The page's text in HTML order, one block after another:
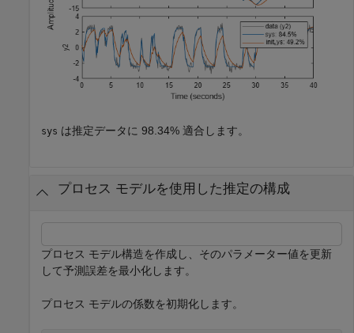
sys は推定データに 98.34% 適合します。
プロセス モデルを使用した推定の構成
プロセス モデル構造を作成し、そのパラメーター値を更新
して予測誤差を最小化します。
プロセス モデルの係数を初期化します。